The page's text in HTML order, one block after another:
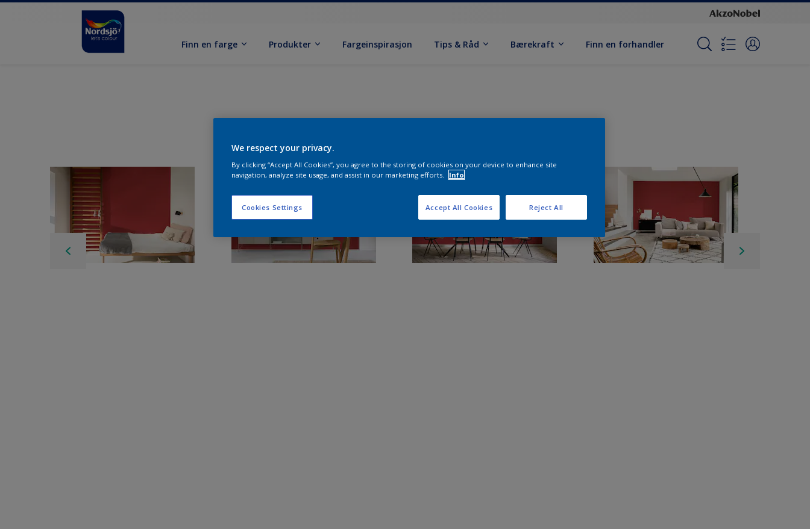
Finn en farge Produkter Fargeinspirasjon Tips & Råd Bærekraft Finn en forhandler
We respect your privacy.
By clicking “Accept All Cookies”, you agree to the storing of cookies on your device to enhance site
navigation, analyze site usage, and assist in our marketing efforts.
Info
Cookies Settings Reject All
Accept All Cookies